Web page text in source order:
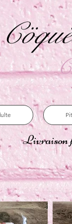
Livraison